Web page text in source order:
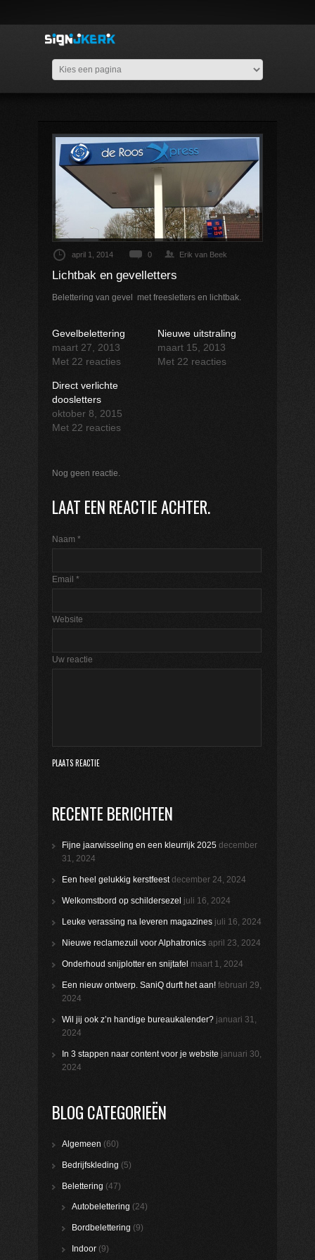
april 1, 2014 0 Erik van Beek
Lichtbak en gevelletters
Belettering van gevel met freesletters en lichtbak.
Gevelbelettering
maart 27, 2013
Met 22 reacties
Nieuwe uitstraling
maart 15, 2013
Met 22 reacties
Direct verlichte
doosletters
oktober 8, 2015
Met 22 reacties
Nog geen reactie.
LAAT EEN REACTIE ACHTER.
Naam *
Email *
Website
Uw reactie
RECENTE BERICHTEN
Fijne jaarwisseling en een kleurrijk 2025 december
31, 2024
Een heel gelukkig kerstfeest december 24, 2024
Welkomstbord op schildersezel juli 16, 2024
Leuke verassing na leveren magazines juli 16, 2024
Nieuwe reclamezuil voor Alphatronics april 23, 2024
Onderhoud snijplotter en snijtafel maart 1, 2024
Een nieuw ontwerp. SaniQ durft het aan! februari 29,
2024
Wil jij ook z’n handige bureaukalender? januari 31,
2024
In 3 stappen naar content voor je website januari 30,
2024
BLOG CATEGORIEËN
Algemeen (60)
Bedrijfskleding (5)
Belettering (47)
Autobelettering (24)
Bordbelettering (9)
Indoor (9)